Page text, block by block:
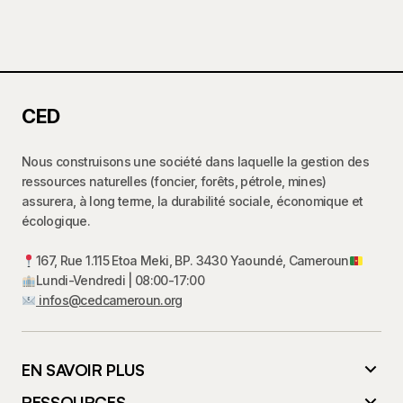
CED
Nous construisons une société dans laquelle la gestion des
ressources naturelles (foncier, forêts, pétrole, mines)
assurera, à long terme, la durabilité sociale, économique et
écologique.
167, Rue 1.115 Etoa Meki, BP. 3430 Yaoundé, Cameroun
Lundi-Vendredi | 08:00-17:00
infos@cedcameroun.org
EN SAVOIR PLUS